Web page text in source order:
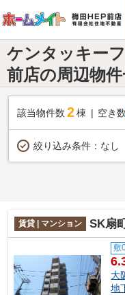
ケンタッキー
前店の周辺物
該当物件数 2棟 空き数
絞り込み条件： なし
賃貸 | マンション SK扇
敷
大
地